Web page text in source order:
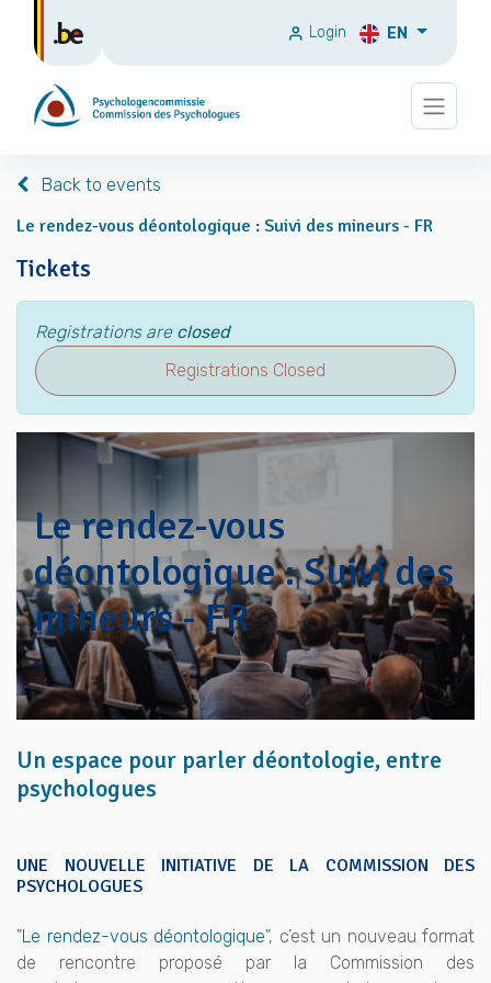
Login EN
Back to events
Le rendez-vous déontologique : Suivi des mineurs - FR
Tickets
Registrations are closed
Registrations Closed
Le rendez-vous
déontologique : Suivi des
mineurs - FR
Un espace pour parler déontologie, entre
psychologues
UNE NOUVELLE INITIATIVE DE LA COMMISSION DES
PSYCHOLOGUES
"Le rendez-vous déontologique", c’est un nouveau format
de rencontre proposé par la Commission des